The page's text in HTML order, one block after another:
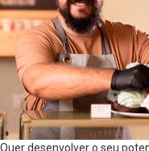
Quer desenvolver o seu